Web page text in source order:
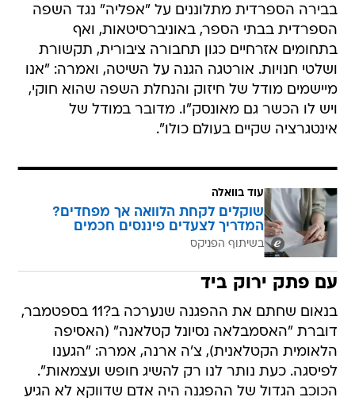
בתחומים אזרחיים כגון תחבורה ציבורית, תקשורת
ושלטי חנויות. אורטגה הגנה על השיטה, ואמרה: "אנו
מיישמים מודל של חיזוק והנחלת השפה שהוא חוקי,
ויש לו הכשר גם מאונסק"ו. מדובר במודל של
אינטגרציה שקיים בעולם כולו".
שוקלים לקחת הלוואה אך מפחדים?
המדריך לצעדים פיננסים חכמים
בשיתוף הפניקס
עם פתק ירוק ביד
בנאום שחתם את ההפגנה שנערכה ב?11 בספטמבר,
דוברת "האסמבלאה נסיונל קטלאנה" (האסיפה
הלאומית הקטלאנית), צ'ה ארנה, אמרה: "הגענו
לפיסגה. כעת נותר לנו רק להשיג חופש ועצמאות".
הכוכב הגדול של ההפגנה היה אדם שדווקא לא הגיע
אליה, אך דאג לשלוח מסר מצולם. מדובר בגורו של
הכדורגל העולמי והקטלאני הכי אוניברסלי היום - פפ